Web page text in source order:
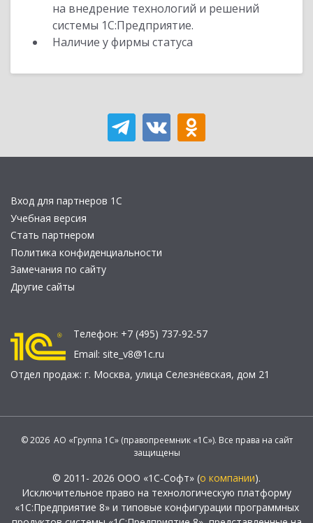
на внедрение технологий и решений
системы 1С:Предприятие.
Наличие у фирмы статуса
Вход для партнеров 1С
Учебная версия
Стать партнером
Политика конфиденциальности
Замечания по сайту
Другие сайты
Телефон: +7 (495) 737-92-57
Email: site_v8@1c.ru
Отдел продаж: г. Москва, улица Селезнёвская, дом 21
© 2026 АО «Группа 1С» (правопреемник «1С»). Все права на сайт
защищены
© 2011- 2026 ООО «1С-Софт» (о компании).
Исключительное право на технологическую платформу
«1С:Предприятие 8» и типовые конфигурации программных